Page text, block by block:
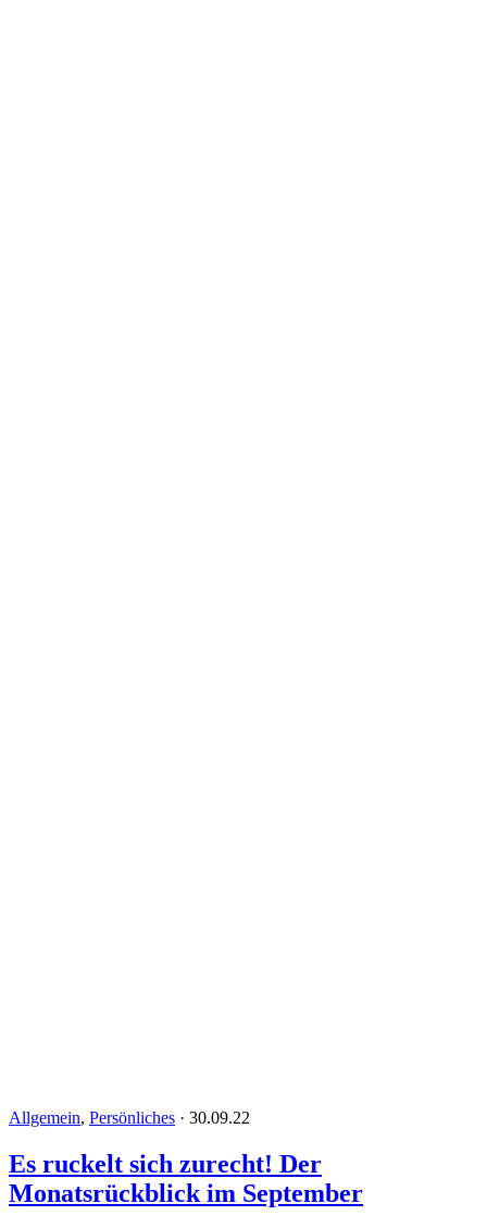
Allgemein, Persönliches · 30.09.22
Es ruckelt sich zurecht! Der
Monatsrückblick im September